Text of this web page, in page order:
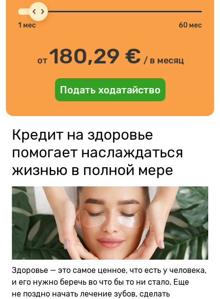
1 мес 60 мес
от 180,29 € / в месяц
Подать ходатайство
Кредит на здоровье
помогает наслаждаться
жизнью в полной мере
Здоровье — это самое ценное, что есть у человека,
и его нужно беречь во что бы то ни стало. Еще
не поздно начать лечение зубов, сделать